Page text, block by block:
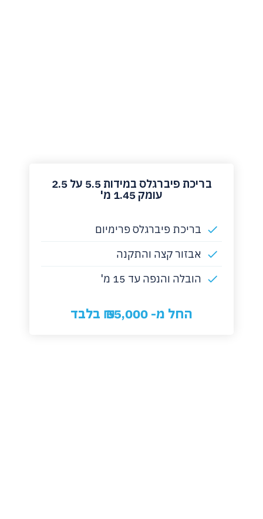
‏בריכת פיברגלס במידות 5.5 על 2.5
עומק 1.45 מ'
בריכת פיברגלס פרימיום
אבזור קצה והתקנה
הובלה והנפה עד 15 מ'
החל מ- 55,000 ₪ בלבד